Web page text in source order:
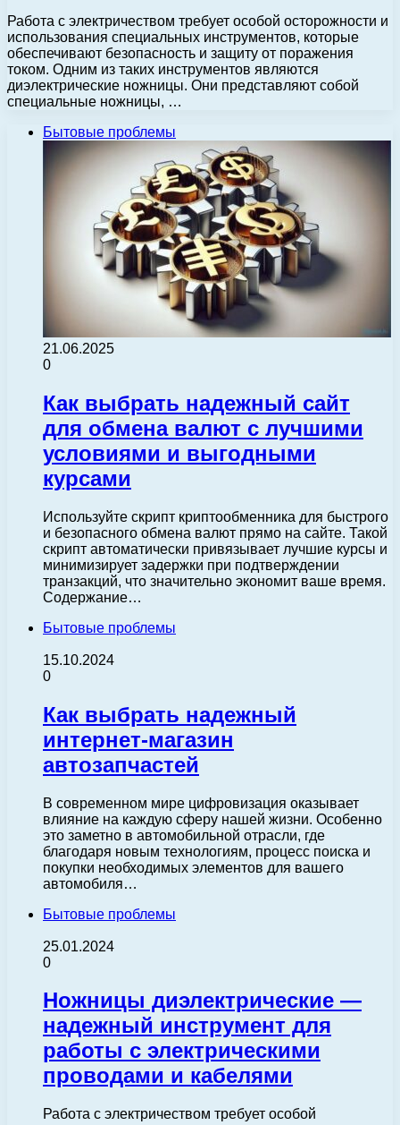
Работа с электричеством требует особой осторожности и
использования специальных инструментов, которые
обеспечивают безопасность и защиту от поражения
током. Одним из таких инструментов являются
диэлектрические ножницы. Они представляют собой
специальные ножницы, …
Бытовые проблемы
21.06.2025
0
Как выбрать надежный сайт
для обмена валют с лучшими
условиями и выгодными
курсами
Используйте скрипт криптообменника для быстрого
и безопасного обмена валют прямо на сайте. Такой
скрипт автоматически привязывает лучшие курсы и
минимизирует задержки при подтверждении
транзакций, что значительно экономит ваше время.
Содержание…
Бытовые проблемы
15.10.2024
0
Как выбрать надежный
интернет-магазин
автозапчастей
В современном мире цифровизация оказывает
влияние на каждую сферу нашей жизни. Особенно
это заметно в автомобильной отрасли, где
благодаря новым технологиям, процесс поиска и
покупки необходимых элементов для вашего
автомобиля…
Бытовые проблемы
25.01.2024
0
Ножницы диэлектрические —
надежный инструмент для
работы с электрическими
проводами и кабелями
Работа с электричеством требует особой